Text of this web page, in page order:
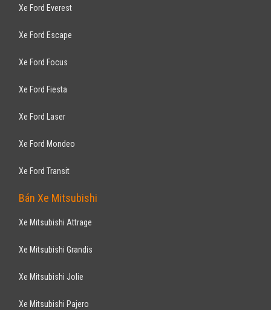
Xe Ford Everest
Xe Ford Escape
Xe Ford Focus
Xe Ford Fiesta
Xe Ford Laser
Xe Ford Mondeo
Xe Ford Transit
Bán Xe Mitsubishi
Xe Mitsubishi Attrage
Xe Mitsubishi Grandis
Xe Mitsubishi Jolie
Xe Mitsubishi Pajero